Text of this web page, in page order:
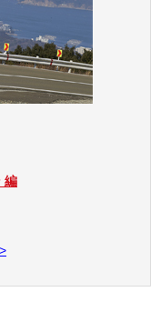
編